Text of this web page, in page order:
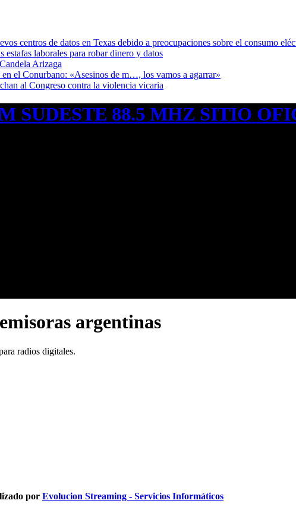
centros de datos en Texas debido a preocupaciones sobre el consumo
estafas laborales para robar dinero y datos
Arizaga
el Conurbano: «Asesinos de m…, los vamos a agarrar»
al Congreso contra la violencia vicaria
SUDESTE 88.5 MHZ SITIO
argentinas
radios digitales.
por Evolucion Streaming - Servicios Informáticos